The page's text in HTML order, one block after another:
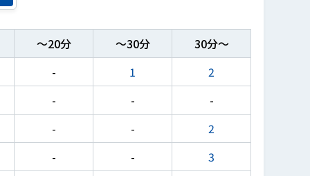
～20分 ～30分
30分～
-
1
2
-
-
-
-
-
2
-
-
3